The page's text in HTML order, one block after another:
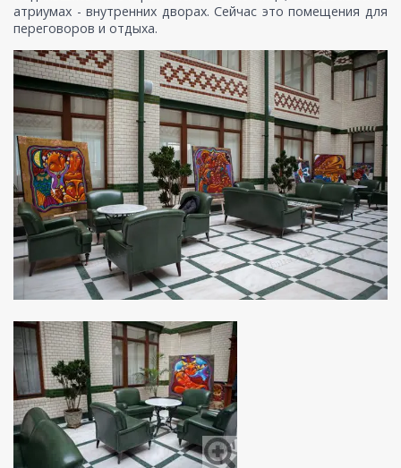
атриумах - внутренних дворах. Сейчас это помещения для
переговоров и отдыха.